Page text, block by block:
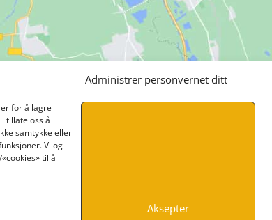
Administrer personvernet ditt
for å lagre
tillate oss å
samtykke eller
Vi og
til å
Aksepter